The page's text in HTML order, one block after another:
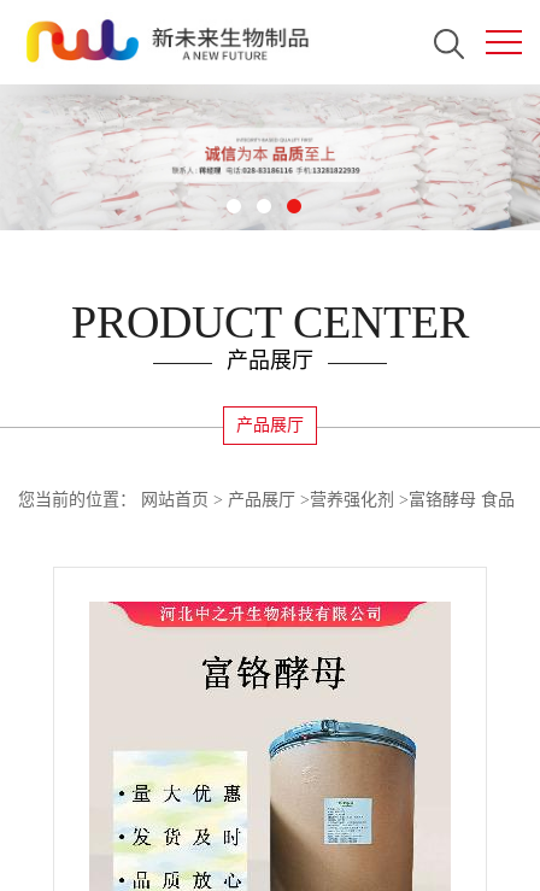
PRODUCT CENTER
产品展厅
产品展厅
您当前的位置： 网站首页 > 产品展厅 >营养强化剂 >富铬酵母 食品